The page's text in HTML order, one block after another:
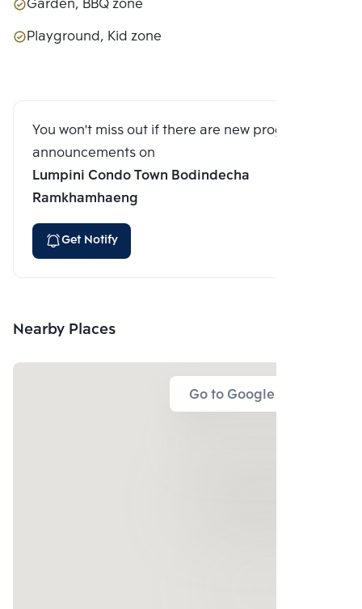
Playground, Kid zone
You won't miss out if there are new program
announcements on
Lumpini Condo Town Bodindecha
Ramkhamhaeng
Get Notify
Nearby Places
Go to Google Map